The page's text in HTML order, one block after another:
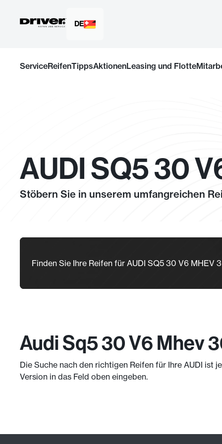
springen
DE
ServiceReifenTippsAktionenLeasing und Flotte
AUDI SQ5 30
Stöbern Sie in unserem umfangreichen
Finden Sie Ihre Reifen für AUDI SQ5 30 V6 MHEV
Audi Sq5 30 V6 Mhev
Die Suche nach den richtigen Reifen für Ihre AUDI ist
Version in das Feld oben eingeben.